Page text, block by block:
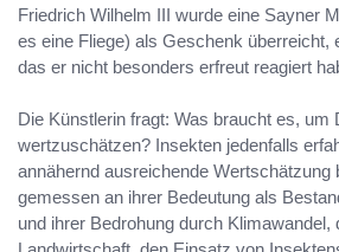
Friedrich Wilhelm III wurde eine Sayner
es eine Fliege) als Geschenk überreicht,
das er nicht besonders erfreut reagiert
Die Künstlerin fragt: Was braucht es, um
wertzuschätzen? Insekten jedenfalls
annähernd ausreichende Wertschätzung
gemessen an ihrer Bedeutung als
und ihrer Bedrohung durch Klimawandel,